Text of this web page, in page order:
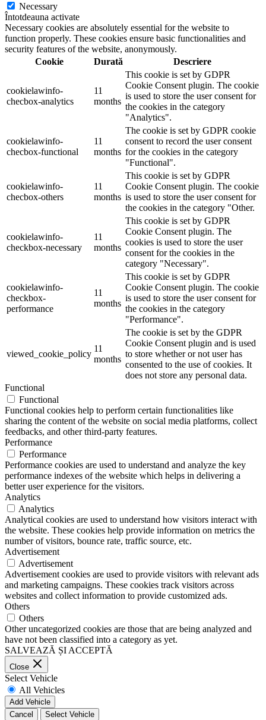
Necessary
Întotdeauna activate
Necessary cookies are absolutely essential for the website to
function properly. These cookies ensure basic functionalities and
security features of the website, anonymously.
Cookie
Durată Descriere
cookielawinfo-
checbox-analytics
11
months
This cookie is set by GDPR
Cookie Consent plugin. The cookie
is used to store the user consent for
the cookies in the category
"Analytics".
cookielawinfo-
checbox-functional
11
months
The cookie is set by GDPR cookie
consent to record the user consent
for the cookies in the category
"Functional".
cookielawinfo-
checbox-others
11
months
This cookie is set by GDPR
Cookie Consent plugin. The cookie
is used to store the user consent for
the cookies in the category "Other.
cookielawinfo-
checkbox-necessary
11
months
This cookie is set by GDPR
Cookie Consent plugin. The
cookies is used to store the user
consent for the cookies in the
category "Necessary".
cookielawinfo-
checkbox-
performance
11
months
This cookie is set by GDPR
Cookie Consent plugin. The cookie
is used to store the user consent for
the cookies in the category
"Performance".
viewed_cookie_policy
11
months
The cookie is set by the GDPR
Cookie Consent plugin and is used
to store whether or not user has
consented to the use of cookies. It
does not store any personal data.
Functional
Functional
Functional cookies help to perform certain functionalities like
sharing the content of the website on social media platforms, collect
feedbacks, and other third-party features.
Performance
Performance
Performance cookies are used to understand and analyze the key
performance indexes of the website which helps in delivering a
better user experience for the visitors.
Analytics
Analytics
Analytical cookies are used to understand how visitors interact with
the website. These cookies help provide information on metrics the
number of visitors, bounce rate, traffic source, etc.
Advertisement
Advertisement
Advertisement cookies are used to provide visitors with relevant ads
and marketing campaigns. These cookies track visitors across
websites and collect information to provide customized ads.
Others
Others
Other uncategorized cookies are those that are being analyzed and
have not been classified into a category as yet.
SALVEAZĂ ȘI ACCEPTĂ
Close
Select Vehicle
All Vehicles
Add Vehicle
Cancel
Select Vehicle